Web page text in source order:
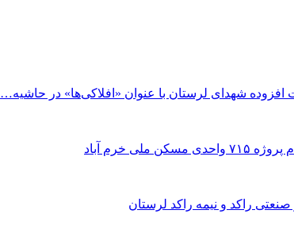
افزوده شهدای لرستان با عنوان «افلاکی‌ها» در حاشیه…
خرم آباد
راکد و نیمه راکد لرستان